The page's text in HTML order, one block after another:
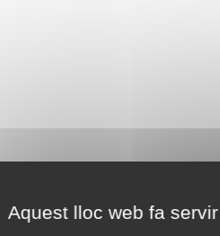
Aquest lloc web fa